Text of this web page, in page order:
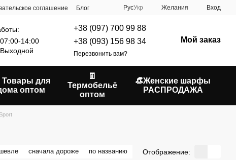
соглашение Блог РусУкр Желания Вход
07:00-14:00
Выходной
+38 (097) 700 99 88
+38 (093) 156 98 34
Перезвонить вам?
Мой заказ
Товары для
оптом
👖
Термобельё
оптом
👒Женские шарфы
РАСПРОДАЖА
сначала дороже по названию Отображение: